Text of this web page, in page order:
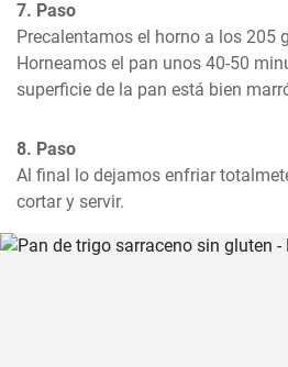
7. Paso
Precalentamos el horno a los 205
Horneamos el pan unos 40-50
superficie de la pan está bien
8. Paso
Al final lo dejamos enfriar
cortar y servir.